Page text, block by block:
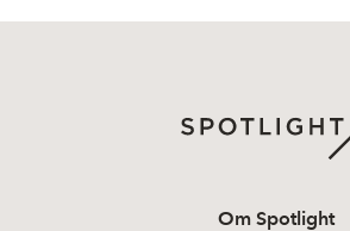
Om Spotlight